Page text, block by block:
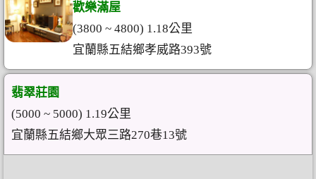
歡樂滿屋
(3800 ~ 4800) 1.18公里
宜蘭縣五結鄉孝威路393號
翡翠莊園
(5000 ~ 5000) 1.19公里
宜蘭縣五結鄉大眾三路270巷13號